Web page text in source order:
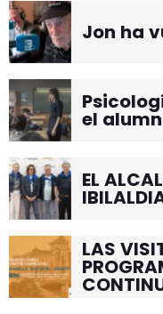
Jon ha
el
EL
LAS